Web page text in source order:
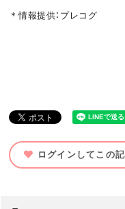
＊情報提供：プレコグ
ログインしてこの